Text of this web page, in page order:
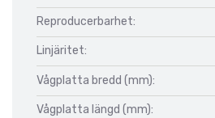
Reproducerbarhet:
Linjäritet:
Vågplatta bredd (mm):
Vågplatta längd (mm):